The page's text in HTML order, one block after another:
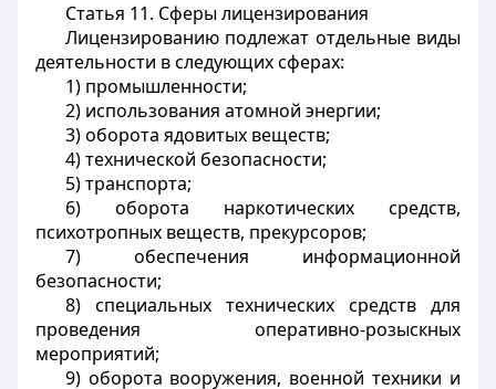
Статья 11. Сферы лицензирования
Лицензированию подлежат отдельные виды
деятельности в следующих сферах:
1) промышленности;
2) использования атомной энергии;
3) оборота ядовитых веществ;
4) технической безопасности;
5) транспорта;
6) оборота наркотических средств,
психотропных веществ, прекурсоров;
7) обеспечения информационной
безопасности;
8) специальных технических средств для
проведения оперативно-розыскных
мероприятий;
9) оборота вооружения, военной техники и